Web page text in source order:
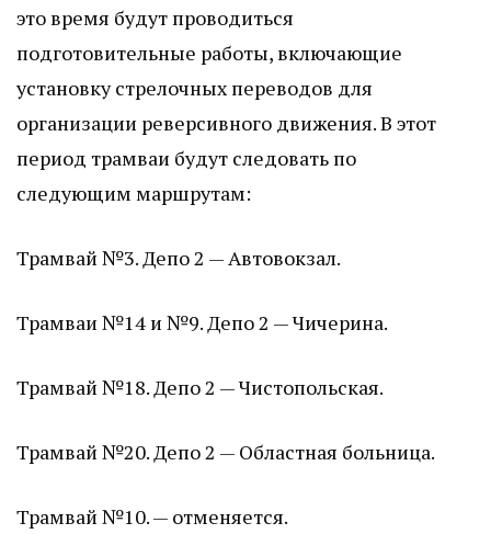
это время будут проводиться
подготовительные работы, включающие
установку стрелочных переводов для
организации реверсивного движения. В этот
период трамваи будут следовать по
следующим маршрутам:
Трамвай №3. Депо 2 — Автовокзал.
Трамваи №14 и №9. Депо 2 — Чичерина.
Трамвай №18. Депо 2 — Чистопольская.
Трамвай №20. Депо 2 — Областная больница.
Трамвай №10. — отменяется.